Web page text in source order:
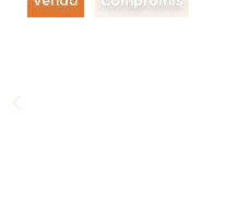
NOUS